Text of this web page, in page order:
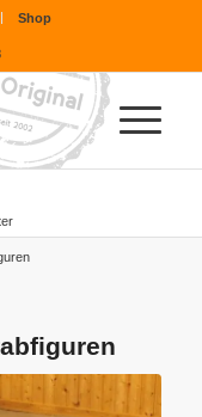
Shop